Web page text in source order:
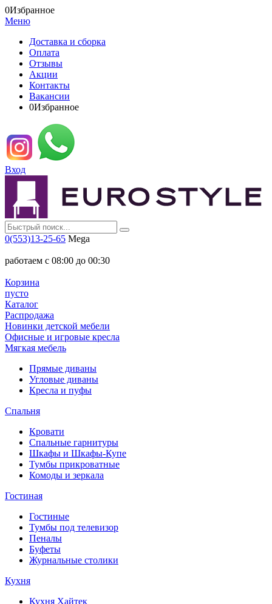
0Избранное
Меню
Доставка и сборка
Оплата
Отзывы
Акции
Контакты
Вакансии
0Избранное
Вход
0(553)13-25-65 Mega
работаем с 08:00 до 00:30
Корзина
пусто
Каталог
Распродажа
Новинки детской мебели
Офисные и игровые кресла
Мягкая мебель
Прямые диваны
Угловые диваны
Кресла и пуфы
Спальня
Кровати
Спальные гарнитуры
Шкафы и Шкафы-Купе
Тумбы прикроватные
Комоды и зеркала
Гостиная
Гостиные
Тумбы под телевизор
Пеналы
Буфеты
Журнальные столики
Кухня
Кухня Хайтек